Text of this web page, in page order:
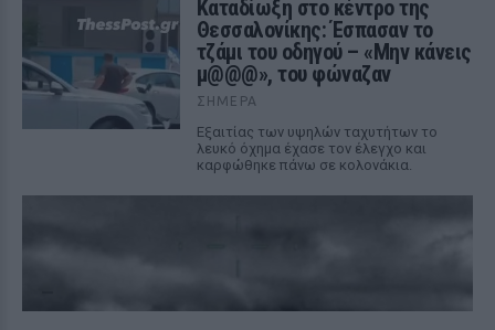
Καταδίωξη στο κέντρο της
Θεσσαλονίκης: Έσπασαν το
τζάμι του οδηγού – «Μην κάνεις
μ@@@», του φώναζαν
ΣΉΜΕΡΑ
Εξαιτίας των υψηλών ταχυτήτων το
λευκό όχημα έχασε τον έλεγχο και
καρφώθηκε πάνω σε κολονάκια.